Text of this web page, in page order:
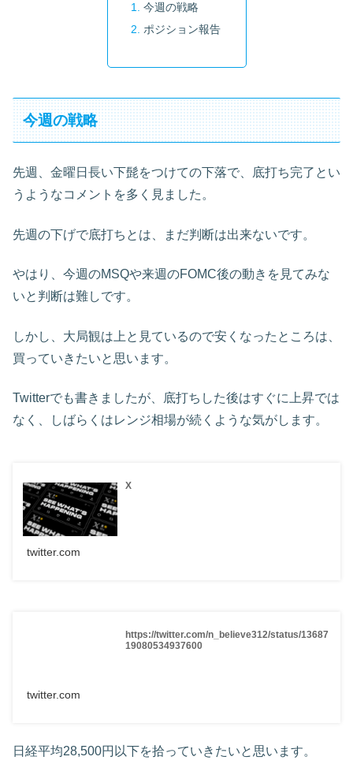
今週の戦略
ポジション報告
今週の戦略
先週、金曜日長い下髭をつけての下落で、底打ち完了とい
うようなコメントを多く見ました。
先週の下げで底打ちとは、まだ判断は出来ないです。
やはり、今週のMSQや来週のFOMC後の動きを見てみな
いと判断は難しです。
しかし、大局観は上と見ているので安くなったところは、
買っていきたいと思います。
Twitterでも書きましたが、底打ちした後はすぐに上昇では
なく、しばらくはレンジ相場が続くような気がします。
X
twitter.com
https://twitter.com/n_believe312/status/13687
19080534937600
twitter.com
日経平均28,500円以下を拾っていきたいと思います。